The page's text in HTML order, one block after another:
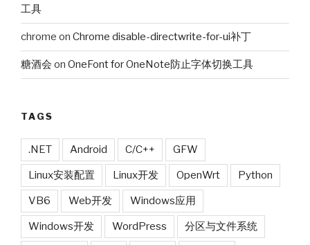
工具
chrome on Chrome disable-directwrite-for-ui补丁
糖酒会 on OneFont for OneNote防止字体切换工具
TAGS
.NET Android C/C++ GFW
Linux安装配置 Linux开发 OpenWrt Python
VB6 Web开发 Windows应用
Windows开发 WordPress 分区与文件系统